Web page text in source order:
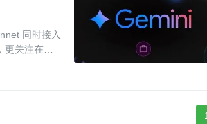
同时接入
关注在真